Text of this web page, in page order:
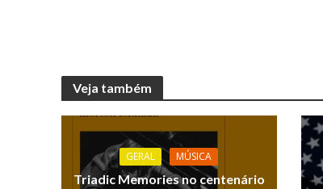
Veja também
GERAL MÚSICA
Triadic Memories no centenário